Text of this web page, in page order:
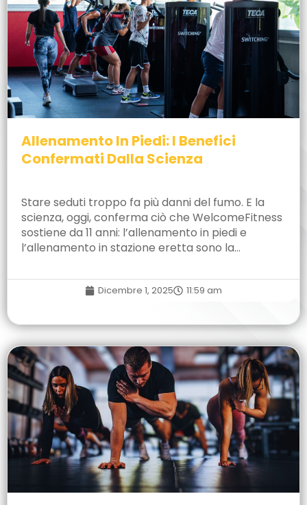
Allenamento In Piedi: I Benefici
Confermati Dalla Scienza
Stare seduti troppo fa più danni del fumo. E la
scienza, oggi, conferma ciò che WelcomeFitness
sostiene da 11 anni: l’allenamento in piedi e
l’allenamento in stazione eretta sono la…
Dicembre 1, 2025 11:59 am